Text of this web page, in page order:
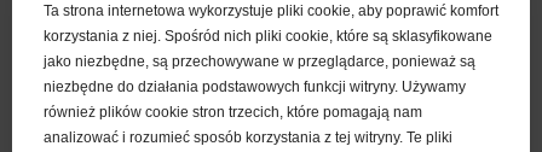
KLINICZNA
Pacjenta
RODO
Polityka
Prywatności
Ta strona internetowa wykorzystuje pliki cookie, aby poprawić komfort
korzystania z niej. Spośród nich pliki cookie, które są sklasyfikowane
jako niezbędne, są przechowywane w przeglądarce, ponieważ są
niezbędne do działania podstawowych funkcji witryny. Używamy
również plików cookie stron trzecich, które pomagają nam
analizować i rozumieć sposób korzystania z tej witryny. Te pliki